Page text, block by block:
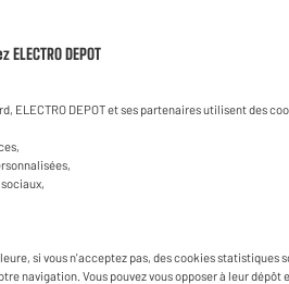
ELECTRO DEPOT
ELECTRO DEPOT et ses partenaires utilisent des
si vous n'acceptez pas, des cookies statistiques
navigation. Vous pouvez vous opposer à leur dépôt